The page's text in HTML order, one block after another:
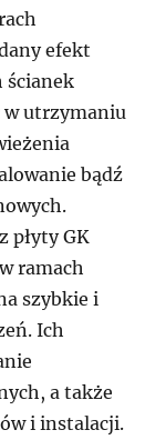
efekt
ścianek
w utrzymaniu
bądź
płyty GK
ramach
szybkie i
Ich
a także
i instalacji.